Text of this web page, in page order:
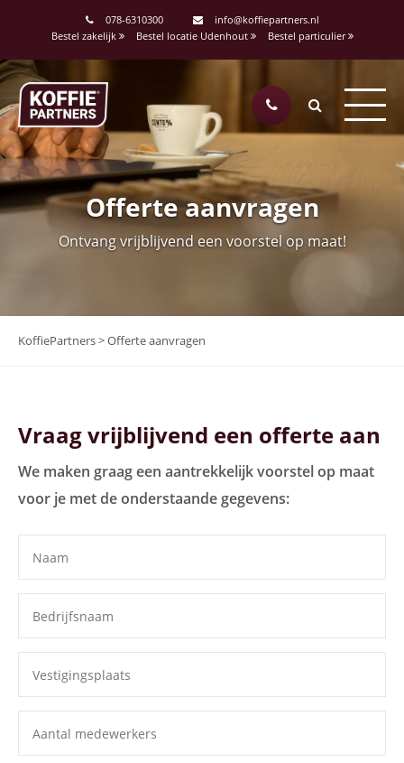
078-6310300
info@koffiepartners.nl
Bestel zakelijk
Bestel locatie Udenhout Bestel particulier
Offerte aanvragen
Ontvang vrijblijvend een voorstel op maat!
KoffiePartners>Offerte aanvragen
Vraag vrijblijvend een offerte aan
We maken graag een aantrekkelijk voorstel op maat
voor je met de onderstaande gegevens: